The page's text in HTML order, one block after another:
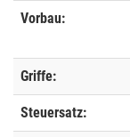
Vorbau:
Griffe:
Steuersatz: